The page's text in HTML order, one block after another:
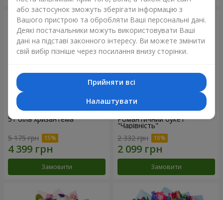
51 біла хризантема
5 175 грн
Замовити
Романтичний букет
"Чарівність"
2 332 грн
Замовити
або застосунок зможуть зберігати інформацію з
Вашого пристрою та обробляти Ваші персональні дані.
Деякі постачальники можуть використовувати Ваші
дані на підставі законного інтересу. Ви можете змінити
свій вибір пізніше через посилання внизу сторінки.
Прийняти всі
Налаштувати